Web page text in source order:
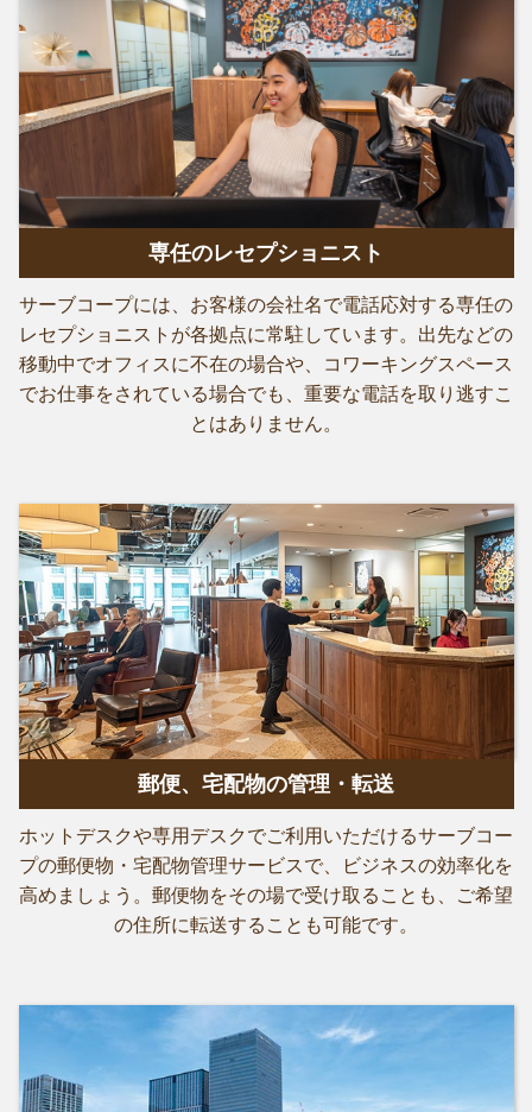
専任のレセプショニスト
サーブコープには、お客様の会社名で電話応対する専任の
レセプショニストが各拠点に常駐しています。出先などの
移動中でオフィスに不在の場合や、コワーキングスペース
でお仕事をされている場合でも、重要な電話を取り逃すこ
とはありません。
郵便、宅配物の管理・転送
ホットデスクや専用デスクでご利用いただけるサーブコー
プの郵便物・宅配物管理サービスで、ビジネスの効率化を
高めましょう。郵便物をその場で受け取ることも、ご希望
の住所に転送することも可能です。